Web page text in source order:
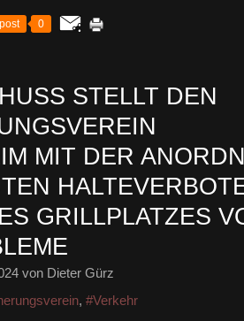
0
STELLT DEN
MIT DER
GRILLPLATZES
von Dieter Gürz
, #Verkehr